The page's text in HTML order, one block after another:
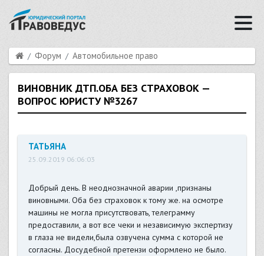
Форум Автомобильное право
ВИНОВНИК ДТП.ОБА БЕЗ СТРАХОВОК —
ВОПРОС ЮРИСТУ №3267
ТАТЬЯНА
25.09.2019 06:06:03
Добрый день. В неоднозначной аварии ,признаны
виновными. Оба без страховок к тому же. на осмотре
машины не могла присутствовать, телеграмму
предоставили, а вот все чеки и независимую экспертизу
в глаза не видели,была озвучена сумма с которой не
согласны. Досудебной претензи оформлено не было.